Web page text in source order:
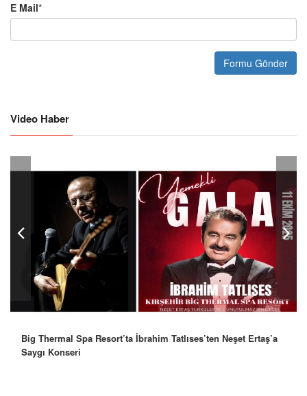
E Mail*
Formu Gönder
Video Haber
Big Thermal Spa Resort’ta İbrahim Tatlıses’ten Neşet Ertaş’a
Saygı Konseri